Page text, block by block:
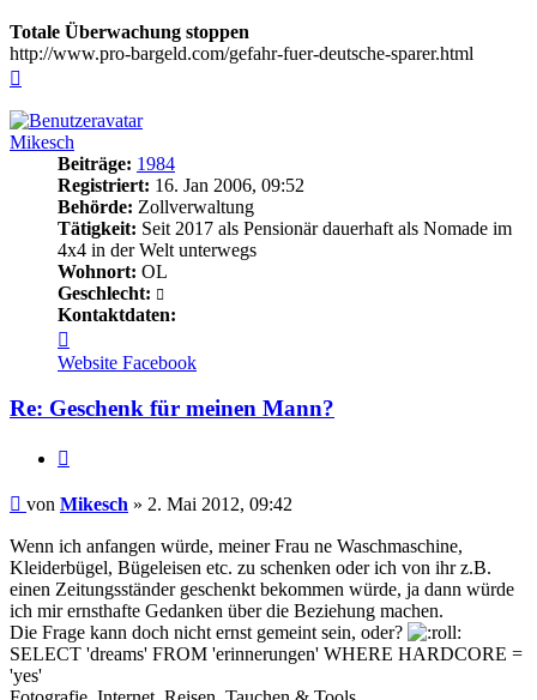
Totale Überwachung stoppen
http://www.pro-bargeld.com/gefahr-fuer-deutsche-sparer.html
Mikesch
Beiträge: 1984
Registriert: 16. Jan 2006, 09:52
Behörde: Zollverwaltung
Tätigkeit: Seit 2017 als Pensionär dauerhaft als Nomade im
4x4 in der Welt unterwegs
Wohnort: OL
Geschlecht:
Kontaktdaten:
von
Mikesch
Website Facebook
Re: Geschenk für meinen Mann?
Beitrag
von Mikesch » 2. Mai 2012, 09:42
Wenn ich anfangen würde, meiner Frau ne Waschmaschine,
Kleiderbügel, Bügeleisen etc. zu schenken oder ich von ihr z.B.
einen Zeitungsständer geschenkt bekommen würde, ja dann würde
ich mir ernsthafte Gedanken über die Beziehung machen.
Die Frage kann doch nicht ernst gemeint sein, oder?
SELECT 'dreams' FROM 'erinnerungen' WHERE HARDCORE =
'yes'